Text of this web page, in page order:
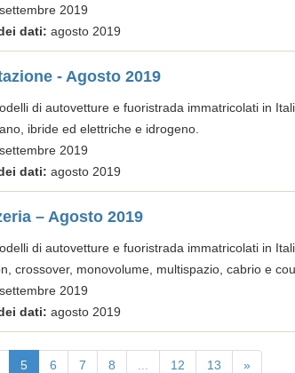
2019
dati: agosto 2019
- Agosto 2019
di autovetture e fuoristrada immatricolati in
ibride ed elettriche e idrogeno.
2019
dati: agosto 2019
– Agosto 2019
di autovetture e fuoristrada immatricolati in
crossover, monovolume, multispazio, cabrio e
2019
dati: agosto 2019
5 6 7 8 12 13 »